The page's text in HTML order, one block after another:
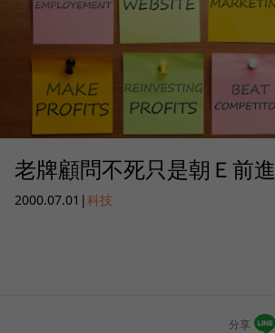
老牌顧問不死只是朝Ｅ前進
2000.07.01 |科技
分享